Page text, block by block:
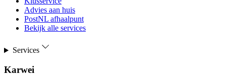
Advies aan huis
PostNL afhaalpunt
Bekijk alle services
Services
Karwei